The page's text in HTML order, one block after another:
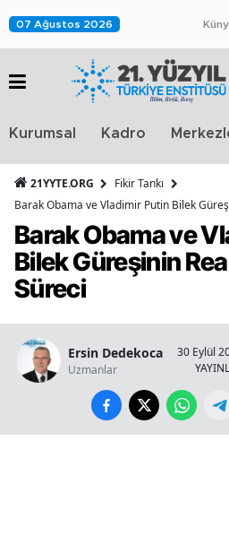
07 Ağustos 2026
Kurumsal Kadro
21YYTE.ORG
Fikir Tankı
Barak Obama ve Vladimir Putin Bilek
Barak Obama ve
Bilek Güreşinin
Süreci
Ersin Dedekoca
Uzmanlar
30 Eylül